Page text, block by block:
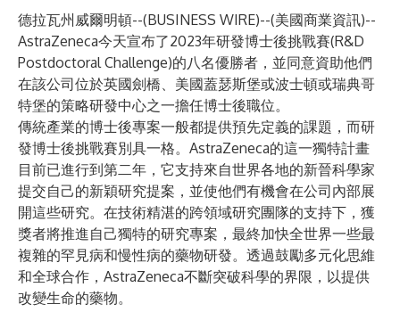
德拉瓦州威爾明頓--(BUSINESS WIRE)--(美國商業資訊)--
AstraZeneca今天宣布了2023年研發博士後挑戰賽(R&D
Postdoctoral Challenge)的八名優勝者，並同意資助他們
在該公司位於英國劍橋、美國蓋瑟斯堡或波士頓或瑞典哥
特堡的策略研發中心之一擔任博士後職位。
傳統產業的博士後專案一般都提供預先定義的課題，而研
發博士後挑戰賽別具一格。AstraZeneca的這一獨特計畫
目前已進行到第二年，它支持來自世界各地的新晉科學家
提交自己的新穎研究提案，並使他們有機會在公司內部展
開這些研究。在技術精湛的跨領域研究團隊的支持下，獲
獎者將推進自己獨特的研究專案，最終加快全世界一些最
複雜的罕見病和慢性病的藥物研發。透過鼓勵多元化思維
和全球合作，AstraZeneca不斷突破科學的界限，以提供
改變生命的藥物。